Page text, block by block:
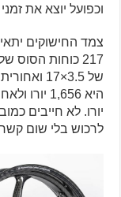
וכפועל יוצא את
צמד החישוקים
יורו. לא חייבים
לרכוש בלי שום קשר